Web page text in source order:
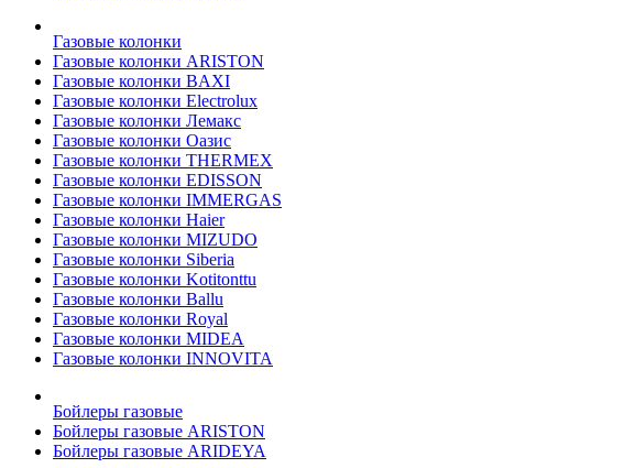
Газовые колонки
Газовые колонки ARISTON
Газовые колонки BAXI
Газовые колонки Electrolux
Газовые колонки Лемакс
Газовые колонки Оазис
Газовые колонки THERMEX
Газовые колонки EDISSON
Газовые колонки IMMERGAS
Газовые колонки Haier
Газовые колонки MIZUDO
Газовые колонки Siberia
Газовые колонки Kotitonttu
Газовые колонки Ballu
Газовые колонки Royal
Газовые колонки MIDEA
Газовые колонки INNOVITA
Бойлеры газовые
Бойлеры газовые ARISTON
Бойлеры газовые ARIDEYA